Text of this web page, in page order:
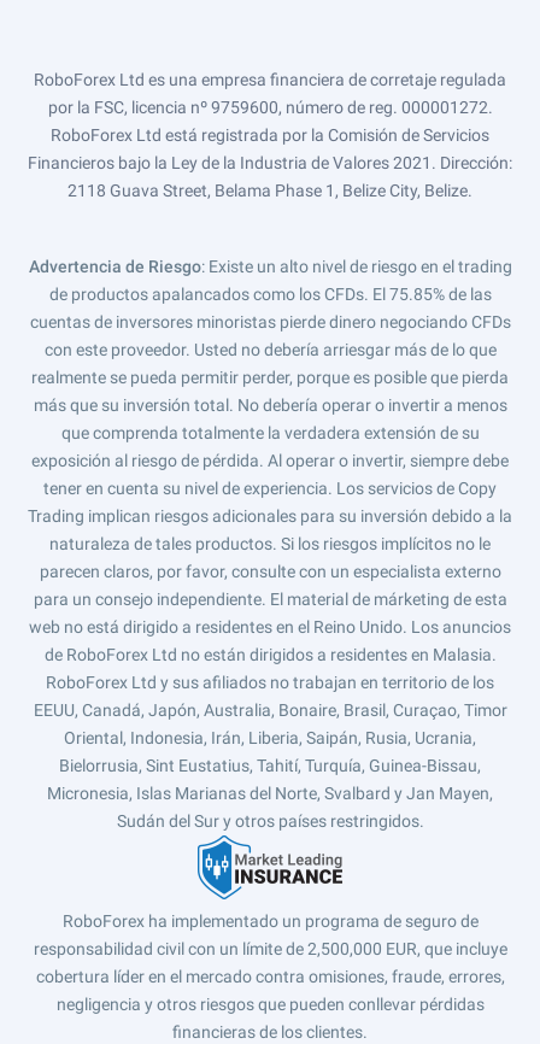
RoboForex Ltd es una empresa financiera de corretaje regulada
por la FSC, licencia nº 9759600, número de reg. 000001272.
RoboForex Ltd está registrada por la Comisión de Servicios
Financieros bajo la Ley de la Industria de Valores 2021. Dirección:
2118 Guava Street, Belama Phase 1, Belize City, Belize.
Advertencia de Riesgo: Existe un alto nivel de riesgo en el trading
de productos apalancados como los CFDs. El 75.85% de las
cuentas de inversores minoristas pierde dinero negociando CFDs
con este proveedor. Usted no debería arriesgar más de lo que
realmente se pueda permitir perder, porque es posible que pierda
más que su inversión total. No debería operar o invertir a menos
que comprenda totalmente la verdadera extensión de su
exposición al riesgo de pérdida. Al operar o invertir, siempre debe
tener en cuenta su nivel de experiencia. Los servicios de Copy
Trading implican riesgos adicionales para su inversión debido a la
naturaleza de tales productos. Si los riesgos implícitos no le
parecen claros, por favor, consulte con un especialista externo
para un consejo independiente. El material de márketing de esta
web no está dirigido a residentes en el Reino Unido. Los anuncios
de RoboForex Ltd no están dirigidos a residentes en Malasia.
RoboForex Ltd y sus afiliados no trabajan en territorio de los
EEUU, Canadá, Japón, Australia, Bonaire, Brasil, Curaçao, Timor
Oriental, Indonesia, Irán, Liberia, Saipán, Rusia, Ucrania,
Bielorrusia, Sint Eustatius, Tahití, Turquía, Guinea-Bissau,
Micronesia, Islas Marianas del Norte, Svalbard y Jan Mayen,
Sudán del Sur y otros países restringidos.
RoboForex ha implementado un programa de seguro de
responsabilidad civil con un límite de 2,500,000 EUR, que incluye
cobertura líder en el mercado contra omisiones, fraude, errores,
negligencia y otros riesgos que pueden conllevar pérdidas
financieras de los clientes.